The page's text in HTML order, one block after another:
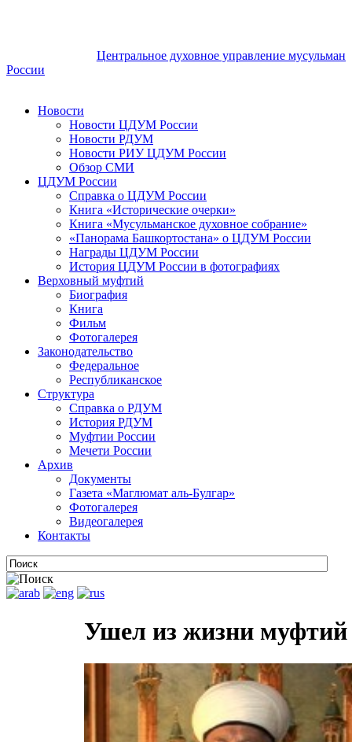
Центральное духовное управление мусульман
России
Новости
Новости ЦДУМ России
Новости РДУМ
Новости РИУ ЦДУМ России
Обзор СМИ
ЦДУМ России
Справка о ЦДУМ России
Книга «Исторические очерки»
Книга «Мусульманское духовное собрание»
«Панорама Башкортостана» о ЦДУМ России
Награды ЦДУМ России
История ЦДУМ России в фотографиях
Верховный муфтий
Биография
Книга
Фильм
Фотогалерея
Законодательство
Федеральное
Республиканское
Структура
Справка о РДУМ
История РДУМ
Муфтии России
Мечети России
Архив
Документы
Газета «Маглюмат аль-Булгар»
Фотогалерея
Видеогалерея
Контакты
Ушел из жизни муфтий